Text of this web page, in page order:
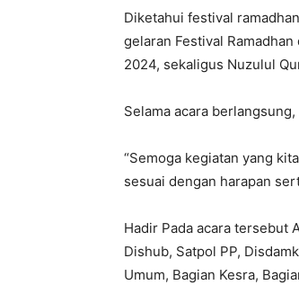
Diketahui festival
gelaran Festival
2024, sekaligus Nuzulul
Selama acara
“Semoga kegiatan yang
sesuai dengan harapan
Hadir Pada acara tersebut
Dishub, Satpol PP,
Umum, Bagian Kesra,